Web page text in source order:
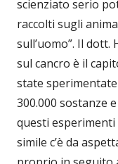
scienziato serio
raccolti sugli
sull’uomo”. Il dott.
sul cancro è il
state
300.000 sostanze
questi esperimenti
simile c’è da